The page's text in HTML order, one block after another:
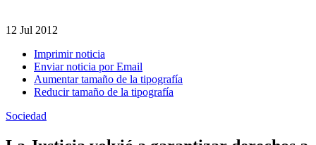
12 Jul 2012
Imprimir noticia
Enviar noticia por Email
Aumentar tamaño de la tipografía
Reducir tamaño de la tipografía
Sociedad